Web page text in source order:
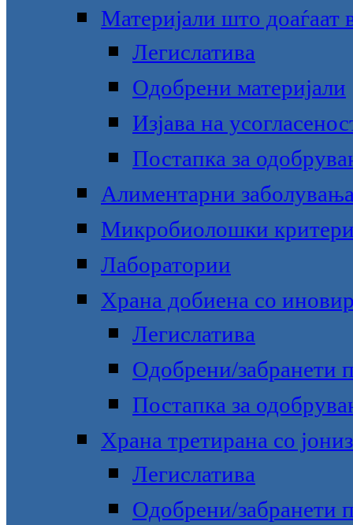
Материјали што доаѓаат
Легислатива
Одобрени материјали
Изјава на
Постапка за
Алиментарни
Микробиолошки
Лаборатории
Храна добиена со
Легислатива
Одобрени/забранети
Постапка за
Храна третирана со
Легислатива
Одобрени/забранети